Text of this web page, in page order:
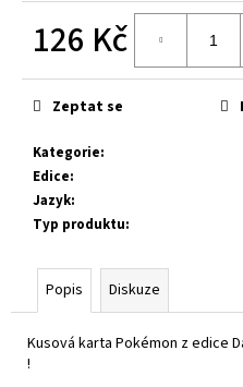
126 Kč
cena:
Kategorie:
Edice:
Jazyk:
Typ produktu:
Zeptat se
Popis Diskuze
Kusová karta Pokémon z edice
!
HLEDAT
D
p
o
u
m
e